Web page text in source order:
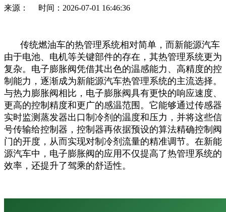
来源： 时间：2026-07-01 16:46:36
传统燃油车的热管理系统相对简单，而新能源汽车
由于电池、电机等关键部件的存在，其热管理系统更为
复杂。电子膨胀阀凭借其出色的温感能力、高精度的控
制能力，逐渐成为新能源汽车热管理系统的主流选择。
与热力膨胀阀相比，电子膨胀阀具有更快的响应速度、
更高的控制精度和更广的感温范围。它能够通过传感器
实时监测蒸发器出口制冷剂的温度和压力，并将这些信
号传输给控制器，控制器再依据预设的算法精确控制阀
门的开度，从而实现对制冷剂流量的精准调节。在新能
源汽车中，电子膨胀阀的应用不仅提高了热管理系统的
效率，还提升了驾乘的舒适性。